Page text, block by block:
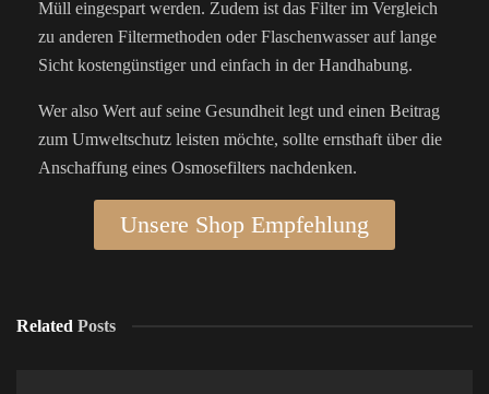
Müll eingespart werden. Zudem ist das Filter im Vergleich
zu anderen Filtermethoden oder Flaschenwasser auf lange
Sicht kostengünstiger und einfach in der Handhabung.
Wer also Wert auf seine Gesundheit legt und einen Beitrag
zum Umweltschutz leisten möchte, sollte ernsthaft über die
Anschaffung eines Osmosefilters nachdenken.
Unsere Shop Empfehlung
Related Posts